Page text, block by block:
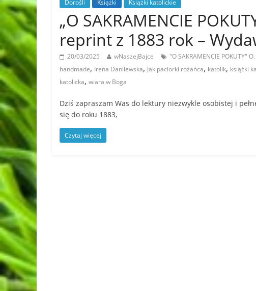
Dorośli Książki Książki katolickie
„O SAKRAMENCIE
reprint z 1883 rok –
20/03/2025 wNaszejBajce "O SAKRAMENCIE POKUTY"
handmade, Irena Danilewska, Jak paciorki różańca, katolik, książki
katolicka, wiara w Boga
Dziś zapraszam Was do lektury niezwykle osobistej i
się do roku 1883,
Czytaj więcej